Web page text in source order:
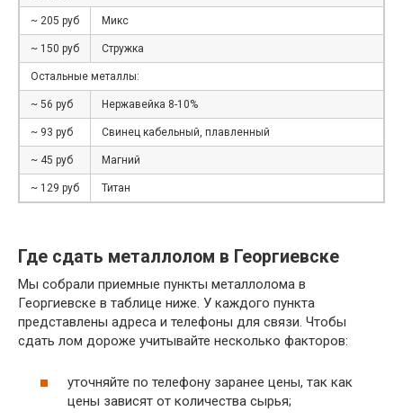
~ 205 руб Микс
~ 150 руб Стружка
Остальные металлы:
~ 56 руб Нержавейка 8-10%
~ 93 руб Свинец кабельный, плавленный
~ 45 руб Магний
~ 129 руб Титан
Где сдать металлолом в Георгиевске
Мы собрали приемные пункты металлолома в
Георгиевске в таблице ниже. У каждого пункта
представлены адреса и телефоны для связи. Чтобы
сдать лом дороже учитывайте несколько факторов:
уточняйте по телефону заранее цены, так как
цены зависят от количества сырья;